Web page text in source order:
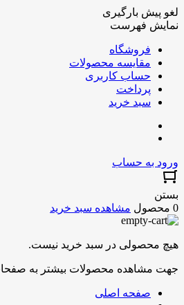
لغو پیش بارگیری
نمایش فهرست
فروشگاه
مقایسه محصولات
حساب کاربری
پرداخت
سبد خرید
ورود به حساب
بستن
0 محصول
مشاهده سبد خرید
هیچ محصولی در سبد خرید نیست.
جهت مشاهده محصولات بیشتر به صفحات
صفحه اصلی